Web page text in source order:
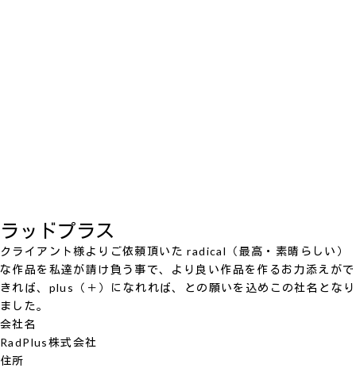
ラッドプラス
クライアント様よりご依頼頂いた radical（最高・素晴らしい）
な作品を私達が請け負う事で、より良い作品を作るお力添えがで
きれば、plus（＋）になれれば、との願いを込めこの社名となり
ました。
会社名
RadPlus株式会社
住所